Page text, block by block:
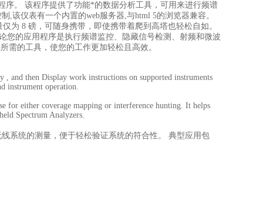
序。 该程序提供了功能*的数据分析工具，可用来进行频谱
,该仪表有一个内置的web服务器,与html 5的浏览器兼容。
为 8 磅，可随身携带，即使携带着爬到高塔也轻松自如。
您的应用程序是执行频谱监控、隐藏信号检测、射频和微波
需的工具，使您的工作更加轻松且高效。
, and then Display work instructions on supported instruments
instrument operation.
for either coverage mapping or interference hunting. It helps
Spectrum Analyzers.
系统的测量，便于轻松验证系统的符合性。 典型应用包